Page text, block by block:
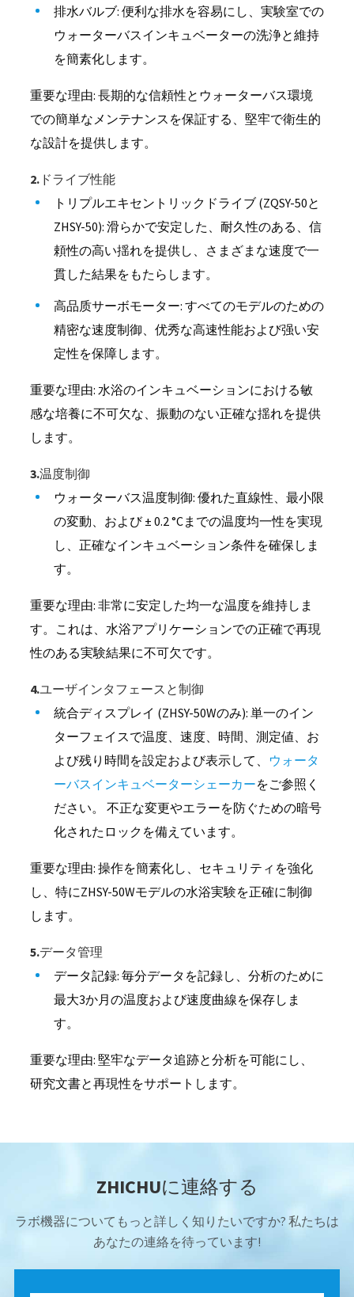
排水バルブ: 便利な排水を容易にし、実験室での
ウォーターバスインキュベーターの洗浄と維持
を簡素化します。
重要な理由: 長期的な信頼性とウォーターバス環境
での簡単なメンテナンスを保証する、堅牢で衛生的
な設計を提供します。
2.ドライブ性能
トリプルエキセントリックドライブ (ZQSY-50と
ZHSY-50): 滑らかで安定した、耐久性のある、信
頼性の高い揺れを提供し、さまざまな速度で一
貫した結果をもたらします。
高品质サーボモーター: すべてのモデルのための
精密な速度制御、优秀な高速性能および强い安
定性を保障します。
重要な理由: 水浴のインキュベーションにおける敏
感な培養に不可欠な、振動のない正確な揺れを提供
します。
3.温度制御
ウォーターバス温度制御: 優れた直線性、最小限
の変動、および ± 0.2 °Cまでの温度均一性を実現
し、正確なインキュベーション条件を確保しま
す。
重要な理由: 非常に安定した均一な温度を維持しま
す。これは、水浴アプリケーションでの正確で再現
性のある実験結果に不可欠です。
4.ユーザインタフェースと制御
統合ディスプレイ (ZHSY-50Wのみ): 単一のイン
ターフェイスで温度、速度、時間、測定値、お
よび残り時間を設定および表示して、
ウォータ
ーバスインキュベーターシェーカーをご参照く
ださい。 不正な変更やエラーを防ぐための暗号
化されたロックを備えています。
重要な理由: 操作を簡素化し、セキュリティを強化
し、特にZHSY-50Wモデルの水浴実験を正確に制御
します。
5.データ管理
データ記録: 毎分データを記録し、分析のために
最大3か月の温度および速度曲線を保存しま
す。
重要な理由: 堅牢なデータ追跡と分析を可能にし、
研究文書と再現性をサポートします。
ZHICHUに連絡する
ラボ機器についてもっと詳しく知りたいですか? 私たちは
あなたの連絡を待っています!